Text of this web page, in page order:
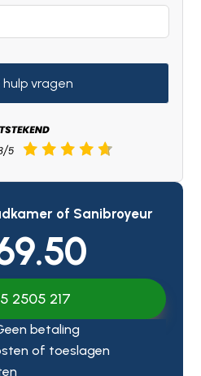
hulp vragen
of Sanibroyeur
2505 217
betaling
of toeslagen